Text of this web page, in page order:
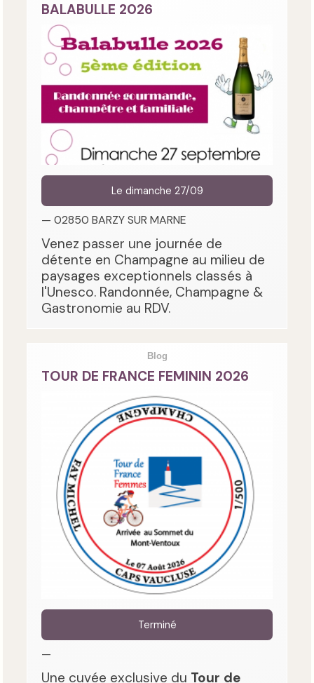
BALABULLE 2026
Le dimanche 27/09
— 02850 BARZY SUR MARNE
Venez passer une journée de
détente en Champagne au milieu de
paysages exceptionnels classés à
l'Unesco. Randonnée, Champagne &
Gastronomie au RDV.
Blog
TOUR DE FRANCE FEMININ 2026
Terminé
—
Une cuvée exclusive du Tour de